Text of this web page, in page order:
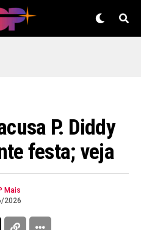
P. Diddy
festa; veja
Mais
2026